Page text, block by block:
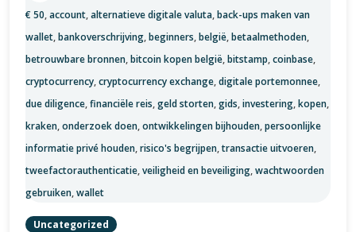
van
Cryptocurrencies!
€ 50,account,alternatieve digitale valuta,back-ups maken van
wallet,bankoverschrijving,beginners,belgië,betaalmethoden,
betrouwbare bronnen,bitcoin kopen belgië,bitstamp,coinbase,
cryptocurrency,cryptocurrency exchange,digitale portemonnee,
due diligence,financiële reis,geld storten,gids,investering,kopen,
kraken,onderzoek doen,ontwikkelingen bijhouden,persoonlijke
informatie privé houden,risico's begrijpen,transactie uitvoeren,
tweefactorauthenticatie,veiligheid en beveiliging,wachtwoorden
gebruiken,wallet
Uncategorized